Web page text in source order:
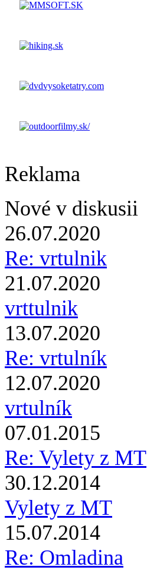
Reklama
Nové v diskusii
26.07.2020
Re: vrtulnik
21.07.2020
vrttulnik
13.07.2020
Re: vrtulník
12.07.2020
vrtulník
07.01.2015
Re: Vylety z MT
30.12.2014
Vylety z MT
15.07.2014
Re: Omladina